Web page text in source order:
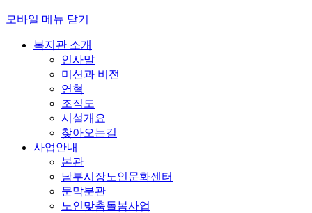
모바일 메뉴 닫기
복지관 소개
인사말
미션과 비전
연혁
조직도
시설개요
찾아오는길
사업안내
본관
남부시장노인문화센터
문막분관
노인맞춤돌봄사업